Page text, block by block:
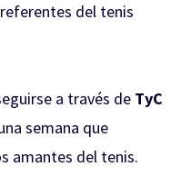
del tenis
a través de TyC
semana que
amantes del tenis.